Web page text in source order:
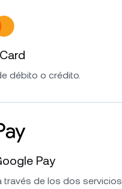
débito o crédito.
Pay
través de los dos servicios